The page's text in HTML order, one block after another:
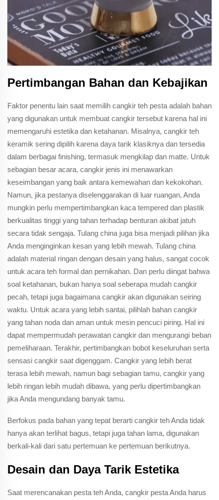
Pertimbangan Bahan dan Kebajikan
Faktor penentu lain saat memilih cangkir teh pesta adalah bahan
yang digunakan untuk membuat cangkir tersebut karena hal ini
memengaruhi estetika dan ketahanan. Misalnya, cangkir teh
keramik sering dipilih karena daya tarik klasiknya dan tersedia
dalam berbagai finishing, termasuk mengkilap dan matte. Untuk
sebagian besar acara, cangkir jenis ini menawarkan
keseimbangan yang baik antara kemewahan dan kekokohan.
Namun, jika pestanya diselenggarakan di luar ruangan, Anda
mungkin perlu mempertimbangkan kaca tempered dan plastik
berkualitas tinggi yang tahan terhadap benturan akibat jatuh
secara tidak sengaja. Tulang china juga bisa menjadi pilihan jika
Anda menginginkan kesan yang lebih mewah. Tulang china
adalah material ringan dengan desain yang halus, sangat cocok
untuk acara teh formal dan pernikahan. Dan perlu diingat bahwa
soal ketahanan, bukan hanya soal seberapa mudah cangkir
pecah, tetapi juga bagaimana cangkir akan digunakan seiring
waktu. Untuk acara yang lebih santai, pilihlah bahan cangkir
yang tahan noda dan aman untuk mesin pencuci piring. Hal ini
dapat mempermudah perawatan cangkir dan mengurangi beban
pemeliharaan. Terakhir, pertimbangkan bobot keseluruhan serta
sensasi cangkir saat digenggam. Cangkir yang lebih berat
terasa lebih mewah, namun bagi sebagian tamu, cangkir yang
lebih ringan lebih mudah dibawa, yang perlu dipertimbangkan
jika Anda mengundang banyak tamu.
Berfokus pada bahan yang tepat berarti cangkir teh Anda tidak
hanya akan terlihat bagus, tetapi juga tahan lama, digunakan
berkali-kali dari satu pertemuan ke pertemuan berikutnya.
Desain dan Daya Tarik Estetika
Saat merencanakan pesta teh Anda, cangkir pesta Anda harus